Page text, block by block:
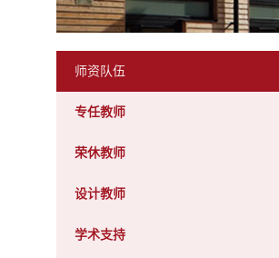
师资队伍
专任教师
荣休教师
设计教师
学术支持